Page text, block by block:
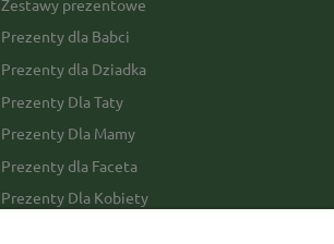
Zestawy prezentowe
Prezenty dla Babci
Prezenty dla Dziadka
Prezenty Dla Taty
Prezenty Dla Mamy
Prezenty dla Faceta
Prezenty Dla Kobiety